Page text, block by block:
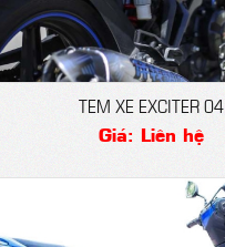
TEM XE EXCITER 04
Giá: Liên hệ